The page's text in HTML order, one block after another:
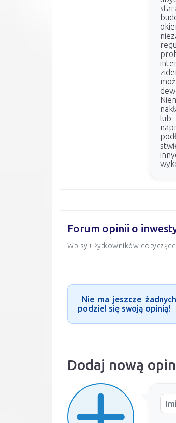
lub
Forum opinii o
Wpisy użytkowników
Nie ma jeszcze
podziel się swoją opinią!
Dodaj nową